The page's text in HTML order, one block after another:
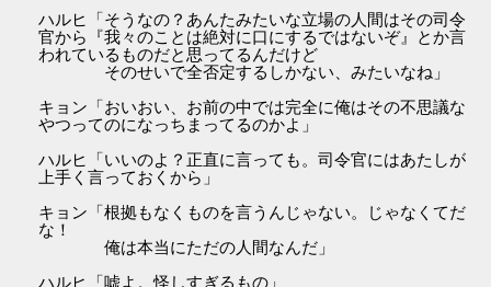
ハルヒ「そうなの？あんたみたいな立場の人間はその司令
官から『我々のことは絶対に口にするではないぞ』とか言
われているものだと思ってるんだけど
そのせいで全否定するしかない、みたいなね」
キョン「おいおい、お前の中では完全に俺はその不思議な
やつってのになっちまってるのかよ」
ハルヒ「いいのよ？正直に言っても。司令官にはあたしが
上手く言っておくから」
キョン「根拠もなくものを言うんじゃない。じゃなくてだ
な！
俺は本当にただの人間なんだ」
ハルヒ「嘘よ。怪しすぎるもの」